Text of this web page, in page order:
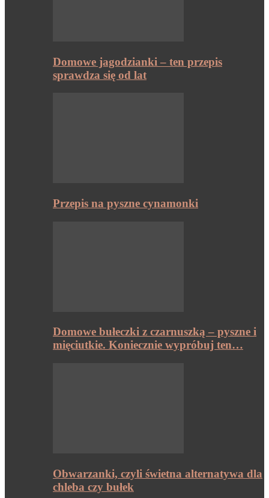
Domowe jagodzianki – ten przepis
sprawdza się od lat
Przepis na pyszne cynamonki
Domowe bułeczki z czarnuszką – pyszne i
mięciutkie. Koniecznie wypróbuj ten…
Obwarzanki, czyli świetna alternatywa dla
chleba czy bułek